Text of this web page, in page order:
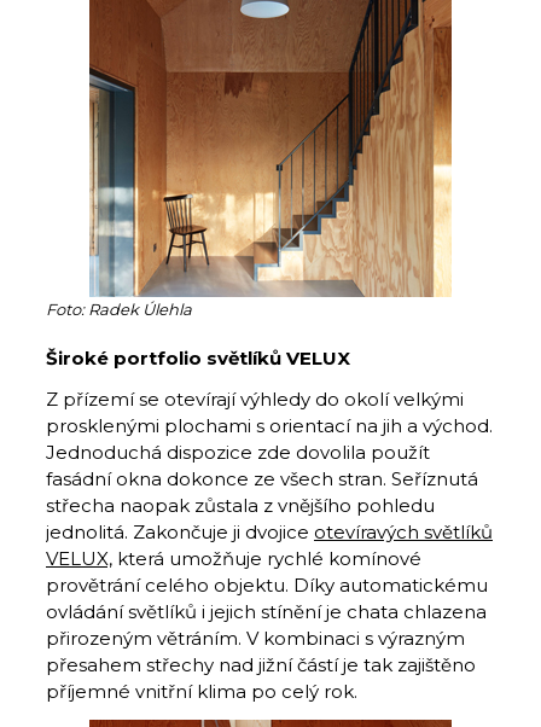
Foto: Radek Úlehla
Široké portfolio světlíků VELUX
Z přízemí se otevírají výhledy do okolí velkými
prosklenými plochami s orientací na jih a východ.
Jednoduchá dispozice zde dovolila použít
fasádní okna dokonce ze všech stran. Seříznutá
střecha naopak zůstala z vnějšího pohledu
jednolitá. Zakončuje ji dvojice otevíravých světlíků
VELUX, která umožňuje rychlé komínové
provětrání celého objektu. Díky automatickému
ovládání světlíků i jejich stínění je chata chlazena
přirozeným větráním. V kombinaci s výrazným
přesahem střechy nad jižní částí je tak zajištěno
příjemné vnitřní klima po celý rok.